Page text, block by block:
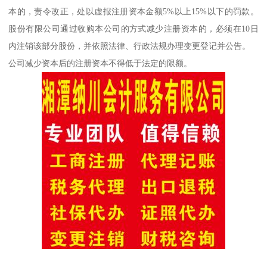
本的，责令改正，处以虚报注册资本金额5%以上15%以下的罚款。
股份有限公司通过收购本公司的方式减少注册资本的，必须在10日
内注销该部分股份，并依照法律、行政法规办理变更登记并公告。
公司减少资本后的注册资本不得低于法定的限额。